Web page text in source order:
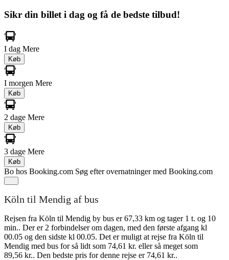
Sikr din billet i dag og få de bedste tilbud!
I dag Mere
Køb
I morgen Mere
Køb
2 dage Mere
Køb
3 dage Mere
Køb
Bo hos Booking.com Søg efter overnatninger med Booking.com
Köln til Mendig af bus
Rejsen fra Köln til Mendig by bus er 67,33 km og tager 1 t. og 10
min.. Der er 2 forbindelser om dagen, med den første afgang kl
00.05 og den sidste kl 00.05. Det er muligt at rejse fra Köln til
Mendig med bus for så lidt som 74,61 kr. eller så meget som
89,56 kr.. Den bedste pris for denne rejse er 74,61 kr..